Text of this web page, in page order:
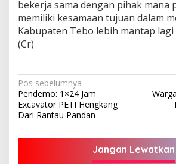
bekerja sama dengan pihak mana
memiliki kesamaan tujuan dalam
Kabupaten Tebo lebih mantap lagi
(Cr)
Navigasi
pos
Pos sebelumnya
Pendemo: 1×24 Jam
Excavator PETI Hengkang
Dari Rantau Pandan
Jangan Lewatkan